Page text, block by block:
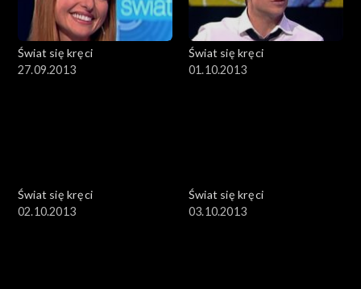
Świat się kręci
27.09.2013
Świat się kręci
01.10.2013
Świat się kręci
02.10.2013
Świat się kręci
03.10.2013